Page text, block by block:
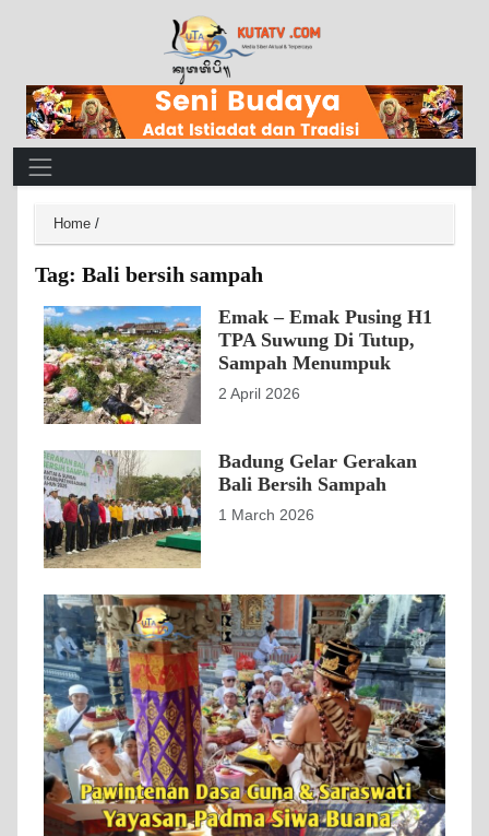
Main Navigation
Home /
Tag: Bali bersih sampah
Emak – Emak Pusing H1
TPA Suwung Di Tutup,
Sampah Menumpuk
2 April 2026
Badung Gelar Gerakan
Bali Bersih Sampah
1 March 2026